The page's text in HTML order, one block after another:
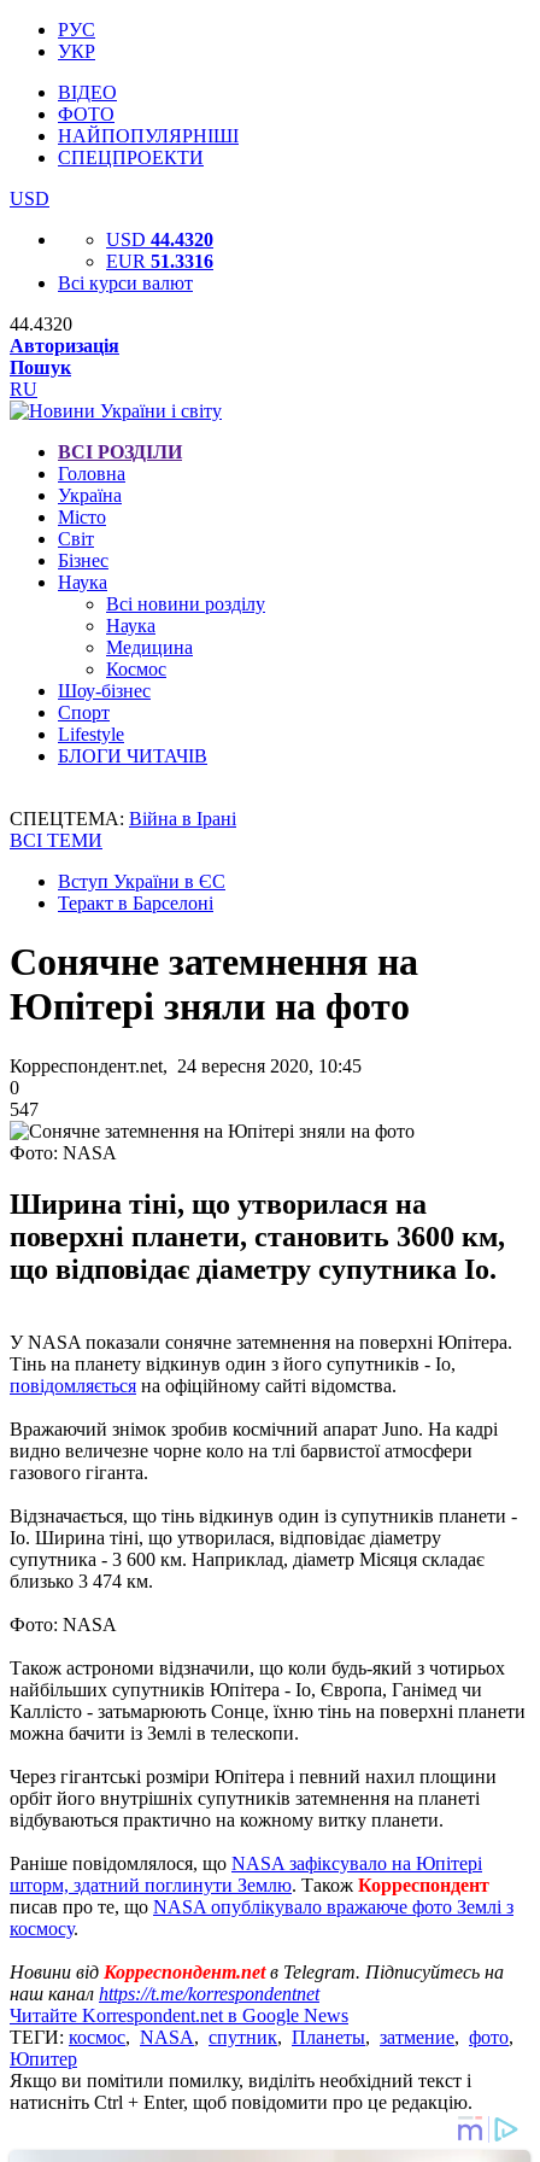
РУС
УКР
ВІДЕО
ФОТО
НАЙПОПУЛЯРНІШІ
СПЕЦПРОЕКТИ
USD
USD 44.4320
EUR 51.3316
Всі курси валют
44.4320
Авторизація
Пошук
RU
ВСІ РОЗДІЛИ
Головна
Україна
Місто
Світ
Бізнес
Наука
Всі новини розділу
Наука
Медицина
Космос
Шоу-бізнес
Спорт
Lifestyle
БЛОГИ ЧИТАЧІВ
СПЕЦТЕМА: Війна в Ірані
ВСІ ТЕМИ
Вступ України в ЄС
Теракт в Барселоні
Сонячне затемнення на
Юпітері зняли на фото
Корреспондент.net, 24 вересня 2020, 10:45
0
547
Фото: NASA
Ширина тіні, що утворилася на
поверхні планети, становить 3600 км,
що відповідає діаметру супутника Іо.
У NASA показали сонячне затемнення на поверхні Юпітера.
Тінь на планету відкинув один з його супутників - Іо,
повідомляється на офіційному сайті відомства.
Вражаючий знімок зробив космічний апарат Juno. На кадрі
видно величезне чорне коло на тлі барвистої атмосфери
газового гіганта.
Відзначається, що тінь відкинув один із супутників планети -
Іо. Ширина тіні, що утворилася, відповідає діаметру
супутника - 3 600 км. Наприклад, діаметр Місяця складає
близько 3 474 км.
Фото: NASA
Також астрономи відзначили, що коли будь-який з чотирьох
найбільших супутників Юпітера - Іо, Європа, Ганімед чи
Каллісто - затьмарюють Сонце, їхню тінь на поверхні планети
можна бачити із Землі в телескопи.
Через гігантські розміри Юпітера і певний нахил площини
орбіт його внутрішніх супутників затемнення на планеті
відбуваються практично на кожному витку планети.
Раніше повідомлялося, що NASA зафіксувало на Юпітері
шторм, здатний поглинути Землю. Також Корреспондент
писав про те, що NASA опублікувало вражаюче фото Землі з
космосу.
Новини від Корреспондент.netв Telegram. Підписуйтесь на
наш канал https://t.me/korrespondentnet
Читайте Korrespondent.net в Google News
ТЕГИ: космос, NASA, спутник, Планеты, затмение, фото,
Юпитер
Якщо ви помітили помилку, виділіть необхідний текст і
натисніть Ctrl + Enter, щоб повідомити про це редакцію.